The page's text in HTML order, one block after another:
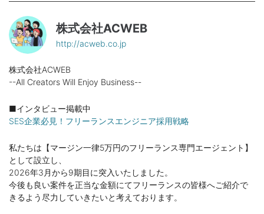
株式会社ACWEB
http://acweb.co.jp
株式会社ACWEB
--All Creators Will Enjoy Business--
■インタビュー掲載中
SES企業必見！フリーランスエンジニア採用戦略
私たちは【マージン一律5万円のフリーランス専門エージェント】
として設立し、
2026年3月から9期目に突入いたしました。
今後も良い案件を正当な金額にてフリーランスの皆様へご紹介で
きるよう尽力していきたいと考えております。